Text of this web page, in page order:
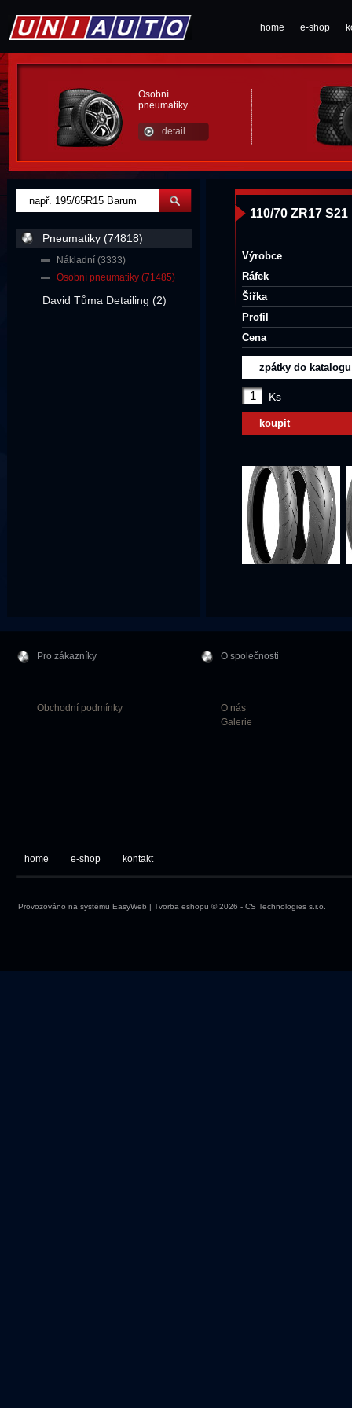
home e-shop
Osobní
pneumatiky
detail
110/70 ZR17
Výrobce
Ráfek
Šířka
Profil
Cena
zpátky do katalogu
Ks
koupit
Pneumatiky (74818)
Nákladní (3333)
Osobní pneumatiky (71485)
David Tůma Detailing (2)
Pro zákazníky
Obchodní podmínky
O společnosti
O nás
Galerie
home e-shop kontakt
Provozováno na systému EasyWeb | Tvorba eshopu © 2026 - CS Technologies s.r.o.